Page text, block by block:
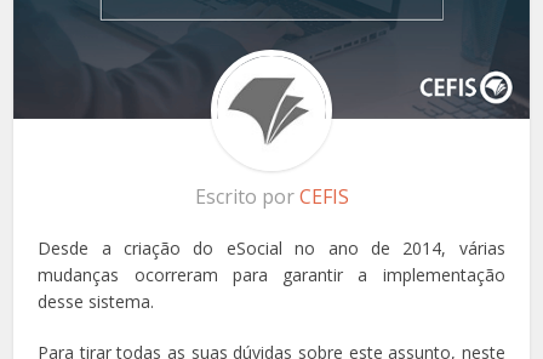
Escrito porCEFIS
Desde a criação do eSocial no ano de 2014, várias
mudanças ocorreram para garantir a implementação
desse sistema.
Para tirar todas as suas dúvidas sobre este assunto, neste